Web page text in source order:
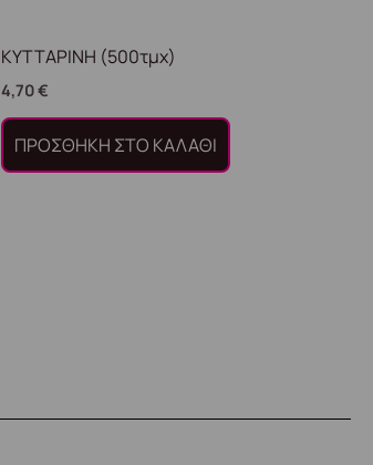
ΚΥΤΤΑΡΙΝΗ (500τμχ)
4,70€
ΠΡΟΣΘΉΚΗ ΣΤΟ ΚΑΛΆΘΙ